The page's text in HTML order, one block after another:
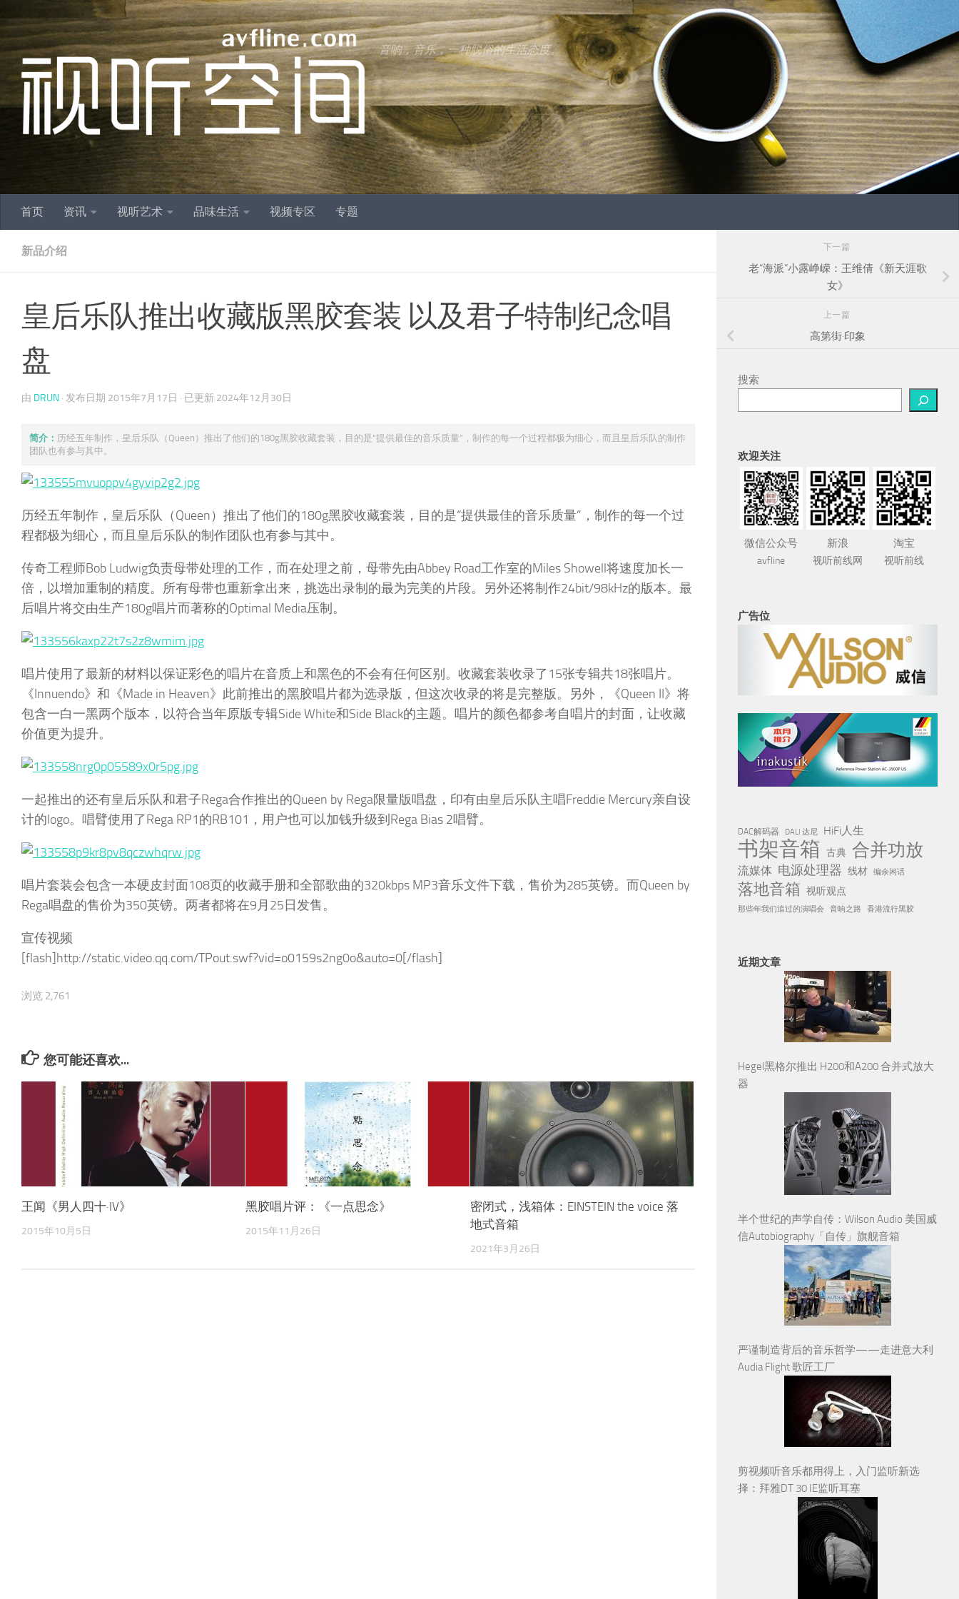
跳至内容
音响，音乐，一种脱俗的生活态度。
首页 资讯 视听艺术 品味生活 视频专区 专题
新品介绍
皇后乐队推出收藏版黑胶套装 以及君子特制纪念唱
盘
由 DRUN · 发布日期 2015年7月17日 · 已更新 2024年12月30日
简介： 历经五年制作，皇后乐队（Queen）推出了他们的180g黑胶收藏套装，目的是“提供最佳的音乐质量”，制作的每一个过程都极为细心，而且皇后乐队的制作
团队也有参与其中。
历经五年制作，皇后乐队（Queen）推出了他们的180g黑胶收藏套装，目的是“提供最佳的音乐质量”，制作的每一个过
程都极为细心，而且皇后乐队的制作团队也有参与其中。
传奇工程师Bob Ludwig负责母带处理的工作，而在处理之前，母带先由Abbey Road工作室的Miles Showell将速度加长一
倍，以增加重制的精度。所有母带也重新拿出来，挑选出录制的最为完美的片段。另外还将制作24bit/98kHz的版本。最
后唱片将交由生产180g唱片而著称的Optimal Media压制。
唱片使用了最新的材料以保证彩色的唱片在音质上和黑色的不会有任何区别。收藏套装收录了15张专辑共18张唱片。
《Innuendo》和《Made in Heaven》此前推出的黑胶唱片都为选录版，但这次收录的将是完整版。另外，《Queen II》将
包含一白一黑两个版本，以符合当年原版专辑Side White和Side Black的主题。唱片的颜色都参考自唱片的封面，让收藏
价值更为提升。
一起推出的还有皇后乐队和君子Rega合作推出的Queen by Rega限量版唱盘，印有由皇后乐队主唱Freddie Mercury亲自设
计的logo。唱臂使用了Rega RP1的RB101，用户也可以加钱升级到Rega Bias 2唱臂。
唱片套装会包含一本硬皮封面108页的收藏手册和全部歌曲的320kbps MP3音乐文件下载，售价为285英镑。而Queen by
Rega唱盘的售价为350英镑。两者都将在9月25日发售。
宣传视频
[flash]http://static.video.qq.com/TPout.swf?vid=o0159s2ng0o&auto=0[/flash]
浏览 2,761
您可能还喜欢...
王闻《男人四十·IV》
2015年10月5日
黑胶唱片评：《一点思念》
2015年11月26日
密闭式，浅箱体：EINSTEIN the voice 落
地式音箱
2021年3月26日
下一篇
老“海派”小露峥嵘：王维倩《新天涯歌
女》
上一篇
高第街·印象
搜索
欢迎关注
微信公众号
avfline
新浪
视听前线网
淘宝
视听前线
广告位
DAC解码器 DALI 达尼 HiFi人生
书架音箱 古典 合并功放
流媒体 电源处理器 线材 编余闲话
落地音箱 视听观点
那些年我们追过的演唱会 音响之路 香港流行黑胶
近期文章
Hegel黑格尔推出 H200和A200 合并式放大
器
半个世纪的声学自传：Wilson Audio 美国威
信Autobiography「自传」旗舰音箱
严谨制造背后的音乐哲学——走进意大利
Audia Flight 歌匠工厂
剪视频听音乐都用得上，入门监听新选
择：拜雅DT 30 IE监听耳塞